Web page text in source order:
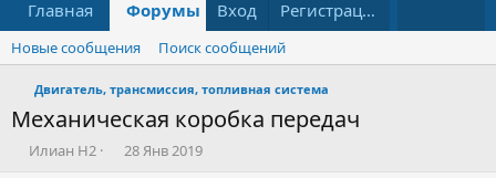
Главная Форумы Что нового?
Вход Регистрация
Новые сообщения Поиск сообщений
Двигатель, трансмиссия, топливная система
Механическая коробка передач
А
Илиан H2
Д
28 Янв 2019